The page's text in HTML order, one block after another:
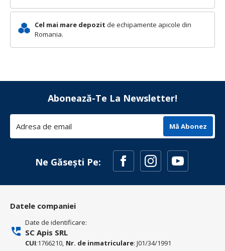
Cel mai mare depozit de echipamente apicole din
Romania.
Abonează-Te La Newsletter!
Mă Abonez
Ne Găsești Pe:
Datele companiei
Date de identificare:
SC Apis SRL
CUI:1766210, Nr. de inmatriculare: J01/34/1991